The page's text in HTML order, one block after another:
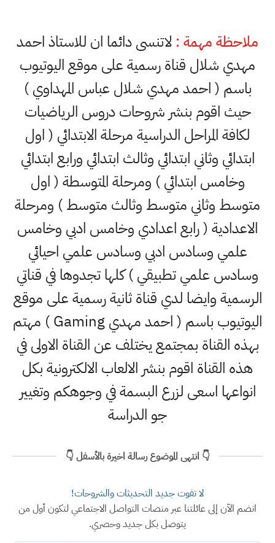
ملاحظة مهمة : لاتنسى دائما ان للاستاذ احمد
مهدي شلال قناة رسمية على موقع اليوتيوب
باسم ( احمد مهدي شلال عباس المهداوي )
حيث اقوم بنشر شروحات دروس الرياضيات
لكافة المراحل الدراسية مرحلة الابتدائي ( اول
ابتدائي وثاني ابتدائي وثالث ابتدائي ورابع ابتدائي
وخامس ابتدائي ) ومرحلة المتوسطة ( اول
متوسط وثاني متوسط وثالث متوسط ) ومرحلة
الاعدادية ( رابع اعدادي وخامس ادبي وخامس
علمي وسادس ادبي وسادس علمي احيائي
وسادس علمي تطبيقي ) كلها تجدوها في قناتي
الرسمية وايضا لدي قناة ثانية رسمية على موقع
اليوتيوب باسم ( احمد مهدي Gaming ) مهتم
بهذه القناة بمجتمع يختلف عن القناة الاولى في
هذه القناة اقوم بنشر الالعاب الالكترونية بكل
انواعها اسعى لزرع البسمة في وجوهكم وتغيير
جو الدراسة
👇 انتهى الموضوع رسالة اخيرة بالأسفل 👇
لا تفوت جديد التحديثات والشروحات!
انضم الآن إلى عائلتنا عبر منصات التواصل الاجتماعي لتكون أول من
يتوصل بكل جديد وحصري.